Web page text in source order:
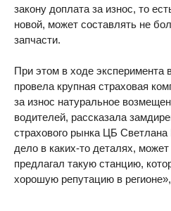
закону доплата за износ, то
новой, может составлять не
запчасти.
При этом в ходе эксперимента
провела крупная страховая
за износ натуральное
водителей, рассказала
страхового рынка ЦБ
дело в каких-то деталях,
предлагал такую станцию,
хорошую репутацию в